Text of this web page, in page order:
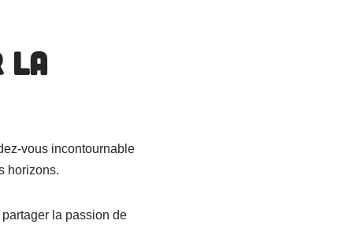
la
vous incontournable
horizons.
la passion de